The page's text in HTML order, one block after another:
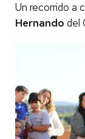
Un recorrido a
Hernando del